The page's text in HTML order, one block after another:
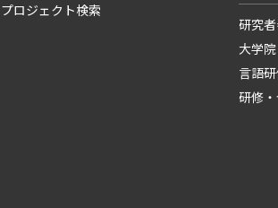
プロジェクト検索
研究
大学
言語
研修